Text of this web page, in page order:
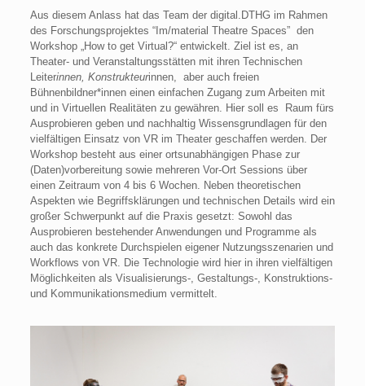
Aus diesem Anlass hat das Team der digital.DTHG im Rahmen
des Forschungsprojektes “Im/material Theatre Spaces” den
Workshop „How to get Virtual?“ entwickelt. Ziel ist es, an
Theater- und Veranstaltungsstätten mit ihren Technischen
Leiterinnen, Konstrukteurinnen, aber auch freien
Bühnenbildner*innen einen einfachen Zugang zum Arbeiten mit
und in Virtuellen Realitäten zu gewähren. Hier soll es Raum fürs
Ausprobieren geben und nachhaltig Wissensgrundlagen für den
vielfältigen Einsatz von VR im Theater geschaffen werden. Der
Workshop besteht aus einer ortsunabhängigen Phase zur
(Daten)vorbereitung sowie mehreren Vor-Ort Sessions über
einen Zeitraum von 4 bis 6 Wochen. Neben theoretischen
Aspekten wie Begriffsklärungen und technischen Details wird ein
großer Schwerpunkt auf die Praxis gesetzt: Sowohl das
Ausprobieren bestehender Anwendungen und Programme als
auch das konkrete Durchspielen eigener Nutzungsszenarien und
Workflows von VR. Die Technologie wird hier in ihren vielfältigen
Möglichkeiten als Visualisierungs-, Gestaltungs-, Konstruktions-
und Kommunikationsmedium vermittelt.